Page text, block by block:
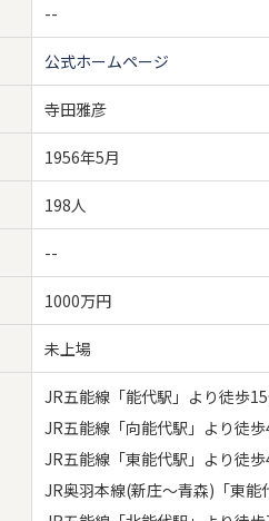
--
公式ホームページ
寺田雅彦
1956年5月
198人
--
1000万円
未上場
JR五能線「能代駅」より徒歩
JR五能線「向能代駅」より徒
JR五能線「東能代駅」より徒
JR奥羽本線(新庄〜青森)「東能